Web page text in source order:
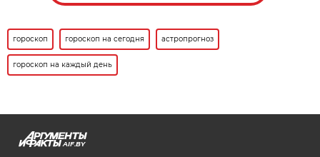
гороскоп гороскоп на сегодня астропрогноз
гороскоп на каждый день
AIF.BY